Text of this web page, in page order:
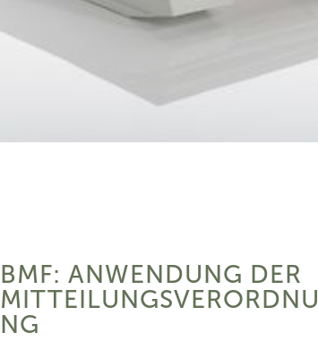
BMF: ANWENDUNG DER
MITTEILUNGSVERORDNU
NG